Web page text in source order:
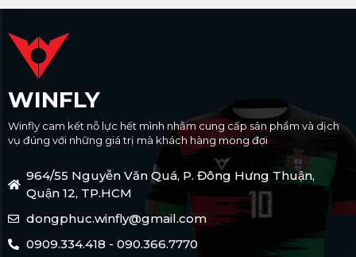
WINFLY
Winfly cam kết nỗ lực hết mình nhằm cung cấp sản phẩm và dịch
vụ đúng với những giá trị mà khách hàng mong đợi
964/55 Nguyễn Văn Quá, P. Đông Hưng Thuận,
Quận 12, TP.HCM
dongphuc.winfly@gmail.com
0909.334.418 - 090.366.7770